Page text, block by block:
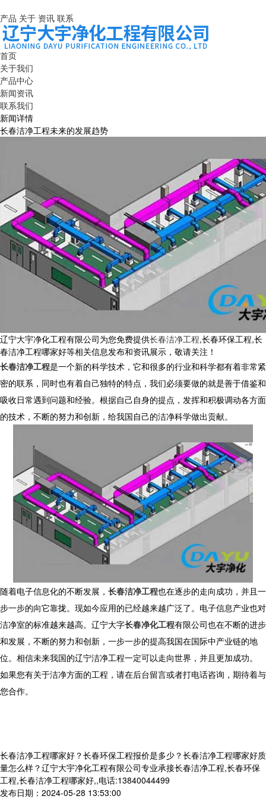
产品 关于 资讯 联系
首页
关于我们
产品中心
新闻资讯
联系我们
新闻详情
长春洁净工程未来的发展趋势
辽宁大宇净化工程有限公司为您免费提供长春洁净工程,长春环保工程,长
春洁净工程哪家好等相关信息发布和资讯展示，敬请关注！
长春洁净工程是一个新的科学技术，它和很多的行业和科学都有着非常紧
密的联系，同时也有着自己独特的特点，我们必须要做的就是善于借鉴和
吸收日常遇到问题和经验。根据自己自身的提点，发挥和积极调动各方面
的技术，不断的努力和创新，给我国自己的洁净科学做出贡献。
随着电子信息化的不断发展， 长春洁净工程也在逐步的走向成功，并且一
步一步的向它靠拢。现如今应用的已经越来越广泛了。电子信息产业也对
洁净室的标准越来越高。辽宁大字长春净化工程有限公司也在不断的进步
和发展，不断的努力和创新，一步一步的提高我国在国际中产业链的地
位。相信未来我国的辽宁洁净工程一定可以走向世界，并且更加成功。
如果您有关于洁净方面的工程，请在后台留言或者打电话咨询，期待着与
您合作。
长春洁净工程哪家好？长春环保工程报价是多少？长春洁净工程哪家好质
量怎么样？辽宁大宇净化工程有限公司专业承接长春洁净工程,长春环保
工程,长春洁净工程哪家好,,电话:13840044499
发布日期：2024-05-28 13:53:00